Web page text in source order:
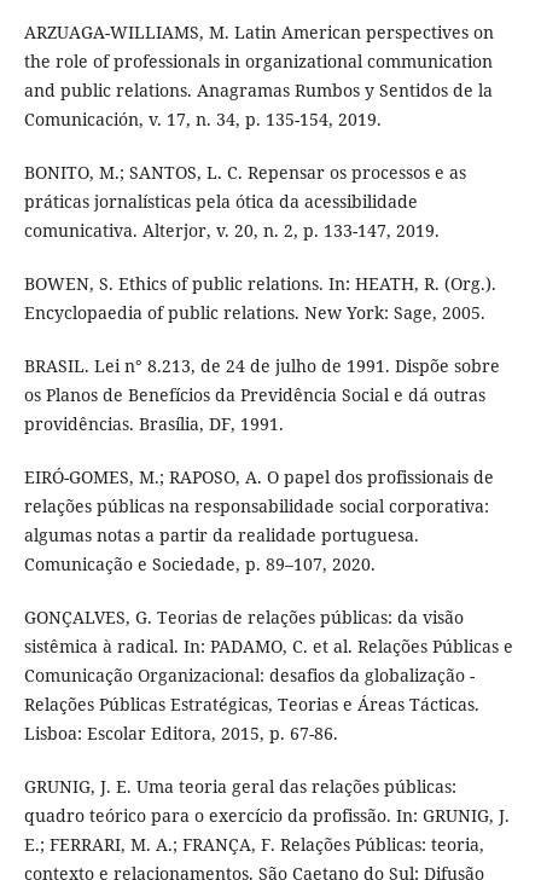
ARZUAGA-WILLIAMS, M. Latin American perspectives on
the role of professionals in organizational communication
and public relations. Anagramas Rumbos y Sentidos de la
Comunicación, v. 17, n. 34, p. 135-154, 2019.
BONITO, M.; SANTOS, L. C. Repensar os processos e as
práticas jornalísticas pela ótica da acessibilidade
comunicativa. Alterjor, v. 20, n. 2, p. 133-147, 2019.
BOWEN, S. Ethics of public relations. In: HEATH, R. (Org.).
Encyclopaedia of public relations. New York: Sage, 2005.
BRASIL. Lei n° 8.213, de 24 de julho de 1991. Dispõe sobre
os Planos de Benefícios da Previdência Social e dá outras
providências. Brasília, DF, 1991.
EIRÓ-GOMES, M.; RAPOSO, A. O papel dos profissionais de
relações públicas na responsabilidade social corporativa:
algumas notas a partir da realidade portuguesa.
Comunicação e Sociedade, p. 89–107, 2020.
GONÇALVES, G. Teorias de relações públicas: da visão
sistêmica à radical. In: PADAMO, C. et al. Relações Públicas e
Comunicação Organizacional: desafios da globalização -
Relações Públicas Estratégicas, Teorias e Áreas Tácticas.
Lisboa: Escolar Editora, 2015, p. 67-86.
GRUNIG, J. E. Uma teoria geral das relações públicas:
quadro teórico para o exercício da profissão. In: GRUNIG, J.
E.; FERRARI, M. A.; FRANÇA, F. Relações Públicas: teoria,
contexto e relacionamentos. São Caetano do Sul: Difusão